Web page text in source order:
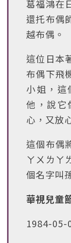
葛福鴻在
還托布偶
越布偶。
這位日本
布偶下飛
小姐，這
他，說它
心，又放
這個布偶
ㄚㄨㄌㄚ
個名字叫
華視兒童
1984-05-